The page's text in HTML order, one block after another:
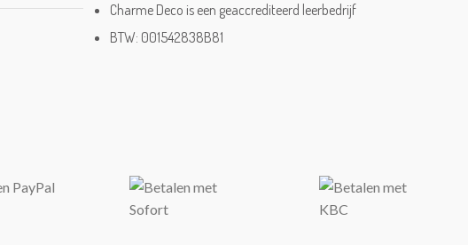
Charme Deco is een geaccrediteerd leerbedrijf
BTW: 001542838B81